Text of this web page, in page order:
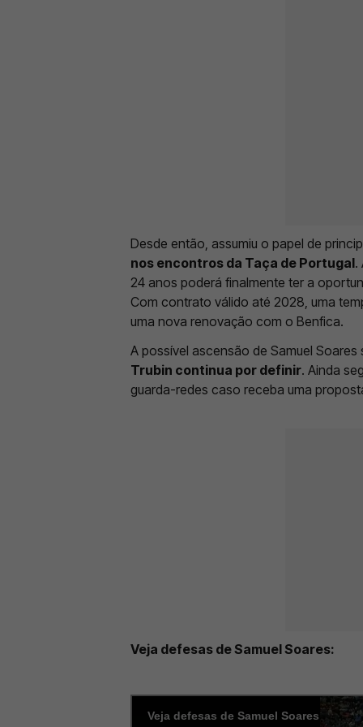
Desde então, assumiu o papel de
nos encontros da Taça de Portugal.
24 anos poderá finalmente ter a
Com contrato válido até 2028, uma
uma nova renovação com o Benfica.
A possível ascensão de Samuel Soares
Trubin continua por definir. Ainda
guarda-redes caso receba uma
Veja defesas de Samuel Soares: